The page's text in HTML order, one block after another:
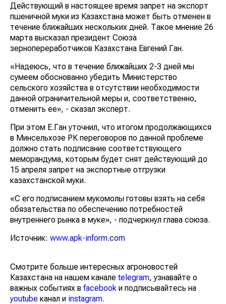
Действующий в настоящее время запрет на экспорт
пшеничной муки из Казахстана может быть отменен в
течение ближайших нескольких дней. Такое мнение 26
марта высказал президент Союза
зернопереработчиков Казахстана Евгений Ган.
«Надеюсь, что в течение ближайших 2-3 дней мы
сумеем обоснованно убедить Министерство сельского
хозяйства в отсутствии необходимости данной
ограничительной меры и, соответственно, отменить
ее», - сказал эксперт.
При этом Е.Ган уточнил, что итогом продолжающихся
в Минсельхозе РК переговоров по данной проблеме
должно стать подписание соответствующего
меморандума, которым будет снят действующий до 15
апреля запрет на экспортные отгрузки казахстанской
муки.
«С его подписанием мукомолы готовы взять на себя
обязательства по обеспечению потребностей
внутреннего рынка в муке», - подчеркнул глава союза.
Источник: www.apk-inform.com
Смотрите больше интересных агроновостей
Казахстана на нашем каналеtelegram , узнавайте о
важных событиях вfacebook и подписывайтесь на
youtube канал иinstagram